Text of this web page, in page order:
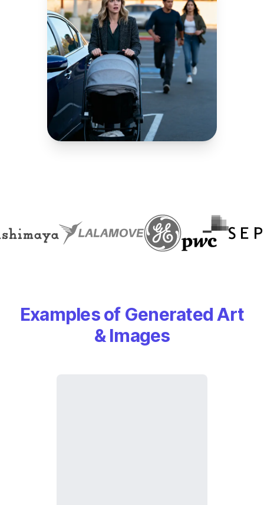
Examples of Generated Art
& Images